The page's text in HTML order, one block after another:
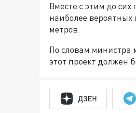
Вместе с этим до
наиболее вероятных
метров.
По словам министра
этот проект должен
ДЗЕН